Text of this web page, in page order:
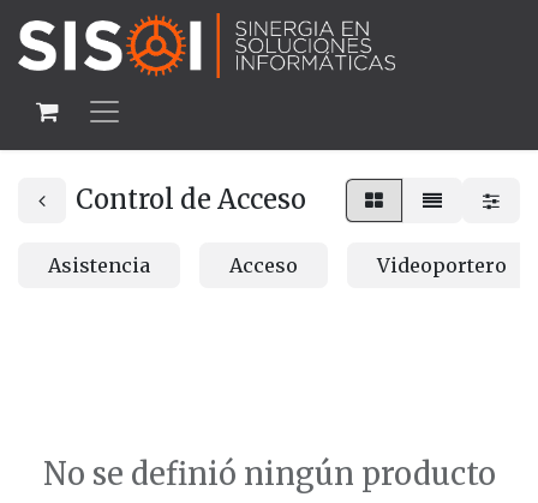
Control de Acceso
Asistencia Acceso Videoportero
No se definió ningún producto